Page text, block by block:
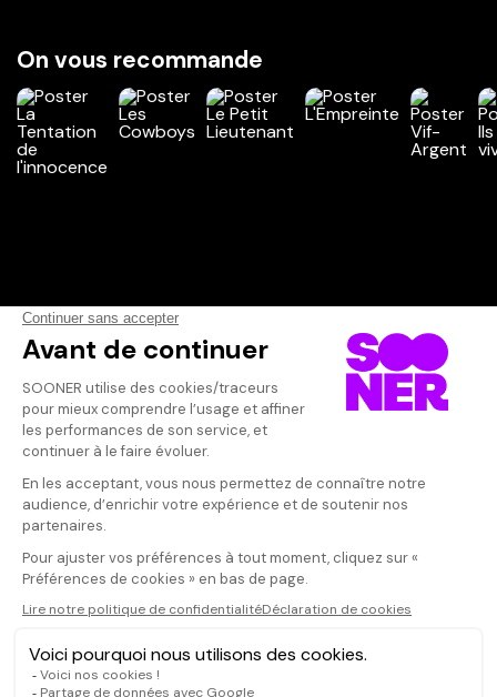
On vous recommande
Vos avis
Donnez votre avis
Votre note
Votre commentaire
Il faut vous connecter pour
publier un avis
CONNEXION